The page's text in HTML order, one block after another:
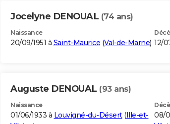
Jocelyne DENOUAL (74 ans)
Naissance
20/09/1951 à Saint-Maurice (Val-de-Marne) 12/
Auguste DENOUAL (93 ans)
Naissance
01/06/1933 à Louvigné-du-Désert(Ille-et-
08/